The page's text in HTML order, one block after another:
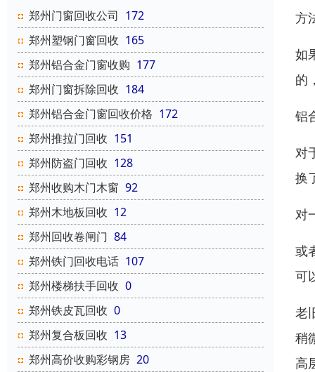
郑州门窗回收公司 172
郑州塑钢门窗回收 165
郑州铝合金门窗收购 177
郑州门窗拆除回收 184
郑州铝合金门窗回收价格 172
郑州推拉门回收 151
郑州防盗门回收 128
郑州收购木门木窗 92
郑州木地板回收 12
郑州回收卷闸门 84
郑州铁门回收电话 107
郑州楼梯扶手回收 0
郑州铁皮瓦回收 0
郑州复合板回收 13
郑州高价收购彩钢房 20
方
如
的
铝
对
换
对
或
可
老
稍
高